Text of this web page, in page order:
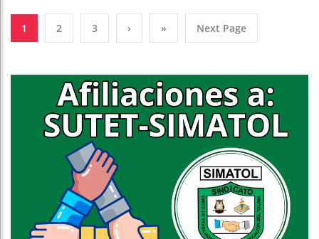
1 2 3 › » Next Page